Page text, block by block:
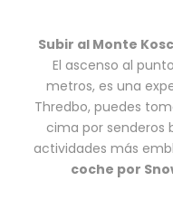
Subir al Monte
El ascenso al
metros, es una
Thredbo, puedes
cima por senderos
actividades más
coche por